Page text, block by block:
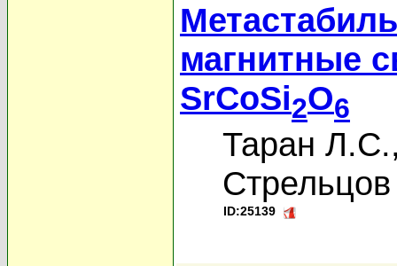
магнитные
SrCoSi2O6
Таран Л.С.
ID:25139